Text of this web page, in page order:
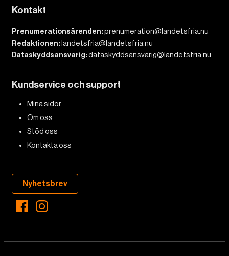
Kontakt
Prenumerationsärenden:prenumeration@landetsfria.nu
Redaktionen: landetsfria@landetsfria.nu
Dataskyddsansvarig:dataskyddsansvarig@landetsfria.nu
Kundservice och support
Mina sidor
Om oss
Stöd oss
Kontakta oss
Nyhetsbrev